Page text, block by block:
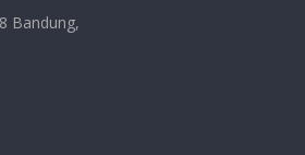
Bandung,